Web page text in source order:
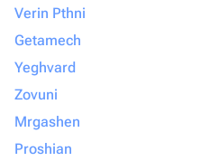
Verin Pthni
Getamech
Yeghvard
Zovuni
Mrgashen
Proshian